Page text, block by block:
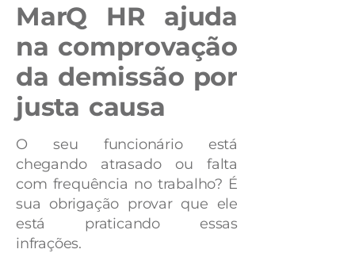
MarQ HR ajuda
na comprovação
da demissão por
justa causa
O seu funcionário está
chegando atrasado ou falta
com frequência no trabalho? É
sua obrigação provar que ele
está praticando essas
infrações.